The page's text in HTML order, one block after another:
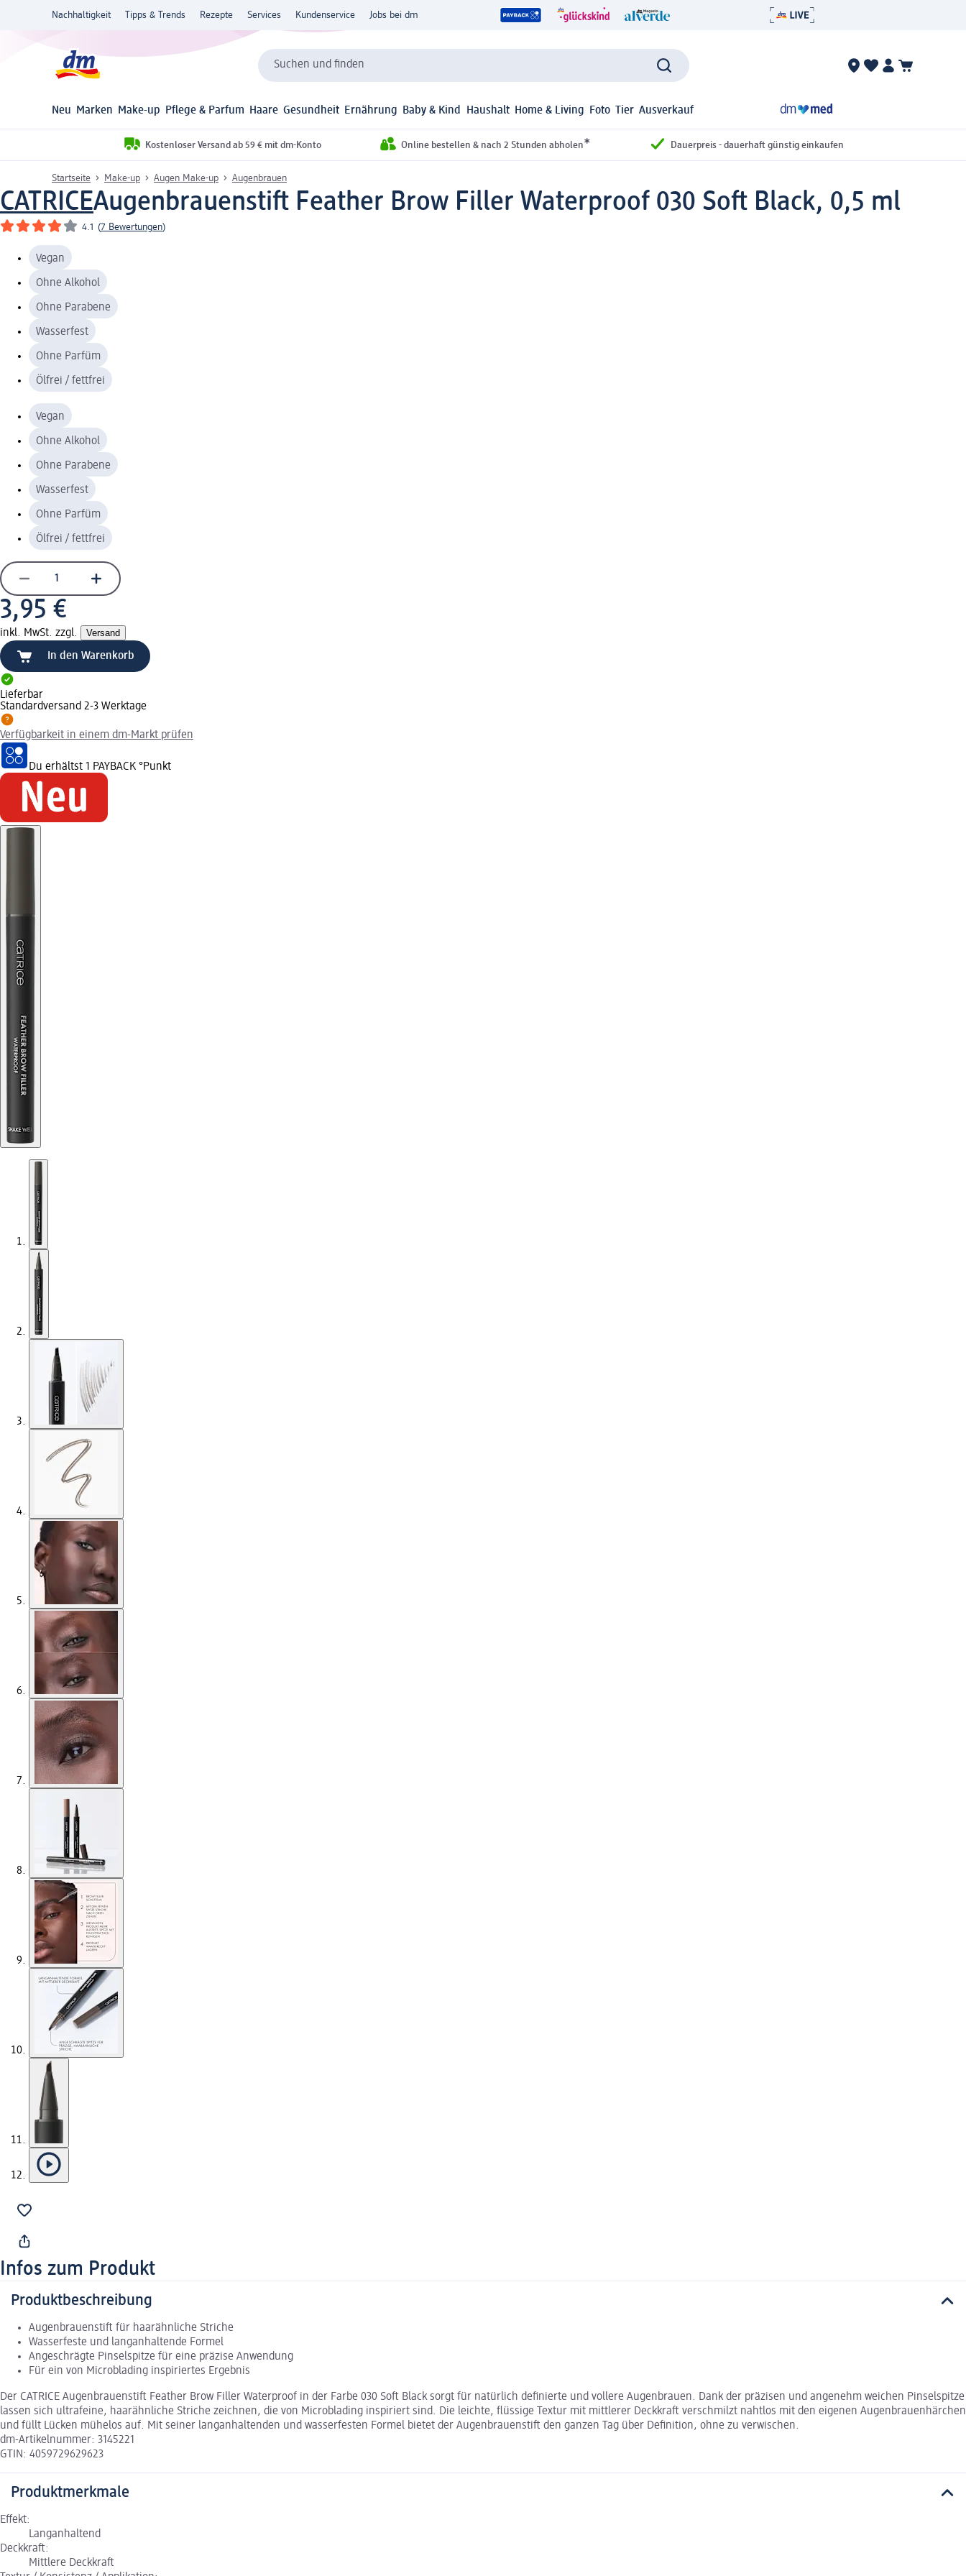
Nachhaltigkeit Tipps & Trends Rezepte Services Kundenservice Jobs bei dm
Suchen und finden
Neu Marken Make-up Pflege & Parfum Haare Gesundheit Ernährung Baby & Kind Haushalt Home & Living Foto Tier Ausverkauf
Kostenloser Versand ab 59 € mit dm-Konto Online bestellen & nach 2 Stunden abholen* Dauerpreis - dauerhaft günstig einkaufen
Startseite Make-up Augen Make-up Augenbrauen
CATRICEAugenbrauenstift Feather Brow Filler Waterproof 030 Soft Black, 0,5 ml
4.1 (7 Bewertungen)
Vegan
Ohne Alkohol
Ohne Parabene
Wasserfest
Ohne Parfüm
Ölfrei / fettfrei
Vegan
Ohne Alkohol
Ohne Parabene
Wasserfest
Ohne Parfüm
Ölfrei / fettfrei
3,95 €
inkl. MwSt. zzgl. Versand
In den Warenkorb
Lieferbar
Standardversand 2-3 Werktage
Verfügbarkeit in einem dm-Markt prüfen
Du erhältst 1 PAYBACK °Punkt
Infos zum Produkt
Produktbeschreibung
Augenbrauenstift für haarähnliche Striche
Wasserfeste und langanhaltende Formel
Angeschrägte Pinselspitze für eine präzise Anwendung
Für ein von Microblading inspiriertes Ergebnis
Der CATRICE Augenbrauenstift Feather Brow Filler Waterproof in der Farbe 030 Soft Black sorgt für natürlich definierte und vollere Augenbrauen. Dank der präzisen und angenehm weichen Pinselspitze
lassen sich ultrafeine, haarähnliche Striche zeichnen, die von Microblading inspiriert sind. Die leichte, flüssige Textur mit mittlerer Deckkraft verschmilzt nahtlos mit den eigenen Augenbrauenhärchen
und füllt Lücken mühelos auf. Mit seiner langanhaltenden und wasserfesten Formel bietet der Augenbrauenstift den ganzen Tag über Definition, ohne zu verwischen.
dm-Artikelnummer: 3145221
GTIN: 4059729629623
Produktmerkmale
Effekt:
Langanhaltend
Deckkraft:
Mittlere Deckkraft